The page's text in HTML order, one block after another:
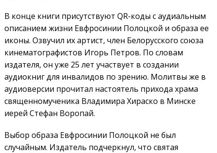
В конце книги присутствуют QR-коды с аудиальным
описанием жизни Евфросинии Полоцкой и образа ее
иконы. Озвучил их артист, член Белорусского союза
кинематографистов Игорь Петров. По словам
издателя, он уже 25 лет участвует в создании
аудиокниг для инвалидов по зрению. Молитвы же в
аудиоверсии прочитал настоятель прихода храма
священномученика Владимира Хираско в Минске
иерей Стефан Воропай.
Выбор образа Евфросинии Полоцкой не был
случайным. Издатель подчеркнул, что святая